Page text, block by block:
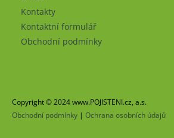
Kontakty
Kontaktní formulář
Obchodní podmínky
Copyright © 2024 www.POJISTENI.cz, a.s.
Obchodní podmínky | Ochrana osobních údajů